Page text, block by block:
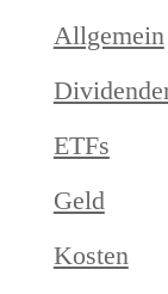
Allgemein
ETFs
Geld
Kosten